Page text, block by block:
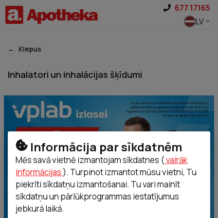
677 17165
LV
Klepus
Inhalatori un inhalācijas šķīdumi
Informācija par sīkdatnēm
Mēs savā vietnē izmantojam sīkdatnes (vairāk
informācijas ). Turpinot izmantot mūsu vietni, Tu
piekrīti sīkdatņu izmantošanai. Tu vari mainīt
sīkdatņu un pārlūkprogrammas iestatījumus
jebkurā laikā.